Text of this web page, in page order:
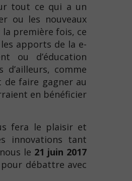
tout ce qui a un
ou les nouveaux
première fois, ce
apports de la e-
ou d’éducation
comme
de faire gagner au
en bénéficier
fera le plaisir et
innovations tant
le 21 juin 2017
débattre avec